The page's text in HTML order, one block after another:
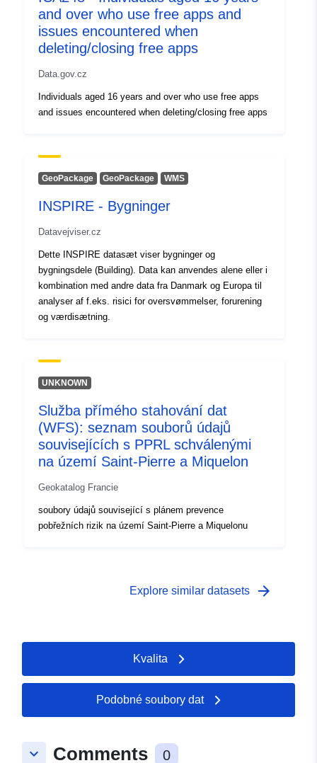
Identifikátory: https://doi.org/10.5281/
Jiné
uriRef:
http://data.europa.eu/88u/dataset/
zenodo-org-3588271
Typ:
Datový zdroj:
and over who use free apps and
issues encountered when
deleting/closing free apps
Data.gov.cz
Individuals aged 16 years and over who use free apps
and issues encountered when deleting/closing free apps
GeoPackage GeoPackage WMS
INSPIRE - Bygninger
Datavejviser.cz
Dette INSPIRE datasæt viser bygninger og
bygningsdele (Building). Data kan anvendes alene eller i
kombination med andre data fra Danmark og Europa til
analyser af f.eks. risici for oversvømmelser, forurening
og værdisætning.
UNKNOWN
Služba přímého stahování dat
(WFS): seznam souborů údajů
souvisejících s PPRL schválenými
na území Saint-Pierre a Miquelon
Geokatalog Francie
soubory údajů související s plánem prevence
pobřežních rizik na území Saint-Pierre a Miquelonu
Explore similar datasets arrow_forward
Kvalita
Podobné soubory dat
keyboard_arrow_down Comments 0